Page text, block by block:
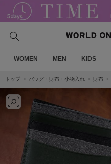
WOMEN MEN KIDS
トップ バッグ・財布・小物入れ 財布